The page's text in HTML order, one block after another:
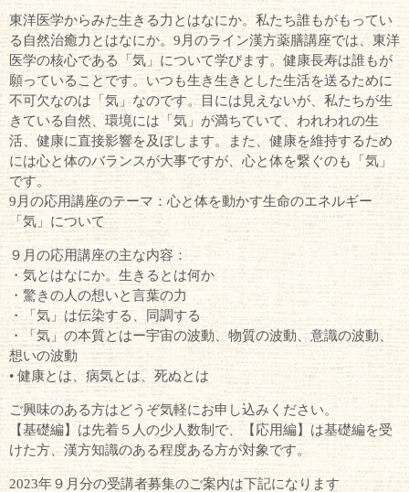
東洋医学からみた生きる力とはなにか。私たち誰もがもってい
る自然治癒力とはなにか。9月のライン漢方薬膳講座では、東洋
医学の核心である「気」について学びます。健康長寿は誰もが
願っていることです。いつも生き生きとした生活を送るために
不可欠なのは「気」なのです。目には見えないが、私たちが生
きている自然、環境には「気」が満ちていて、われわれの生
活、健康に直接影響を及ぼします。また、健康を維持するため
には心と体のバランスが大事ですが、心と体を繋ぐのも「気」
です。
9月の応用講座のテーマ：心と体を動かす生命のエネルギー
「気」について
９月の応用講座の主な内容：
・気とはなにか。生きるとは何か
・驚きの人の想いと言葉の力
・「気」は伝染する、同調する
・「気」の本質とはー宇宙の波動、物質の波動、意識の波動、
想いの波動
• 健康とは、病気とは、死ぬとは
ご興味のある方はどうぞ気軽にお申し込みください。
【基礎編】は先着５人の少人数制で、【応用編】は基礎編を受
けた方、漢方知識のある程度ある方が対象です。
2023年９月分の受講者募集のご案内は下記になります